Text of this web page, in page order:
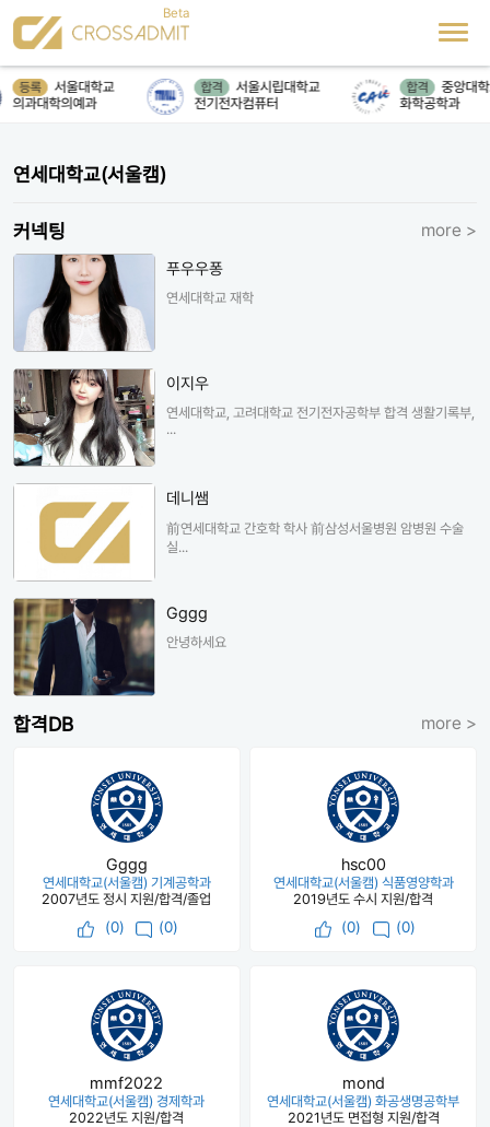
등록
서울대학교
의과대학의예과
합격
서울시립대학교
전기전자컴퓨터
합격
중앙대학
화학공학과
연세대학교(서울캠)
커넥팅 more >
푸우우퐁
연세대학교 재학
이지우
연세대학교, 고려대학교 전기전자공학부 합격 생활기록부,
...
데니쌤
前연세대학교 간호학 학사 前삼성서울병원 암병원 수술
실...
Gggg
안녕하세요
합격DB more >
Gggg
연세대학교(서울캠) 기계공학과
2007년도 정시 지원/합격/졸업
(0) (0)
hsc00
연세대학교(서울캠) 식품영양학과
2019년도 수시 지원/합격
(0) (0)
mmf2022
연세대학교(서울캠) 경제학과
2022년도 지원/합격
mond
연세대학교(서울캠) 화공생명공학부
2021년도 면접형 지원/합격